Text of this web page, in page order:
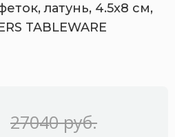
латунь, 4.5x8 см,
TABLEWARE
27040 руб.